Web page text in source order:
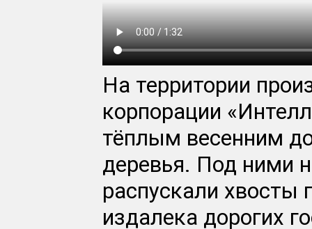
На территории
корпорации
тёплым весенним
деревья. Под ними
распускали хвосты
издалека дорогих